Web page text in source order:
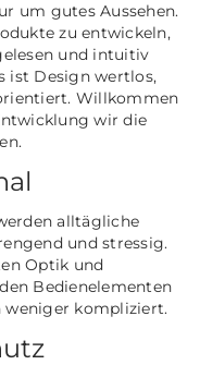
um gutes Aussehen.
zu entwickeln,
und intuitiv
ist Design wertlos,
Willkommen
wir die
alltägliche
und stressig.
Optik und
Bedienelementen
weniger kompliziert.